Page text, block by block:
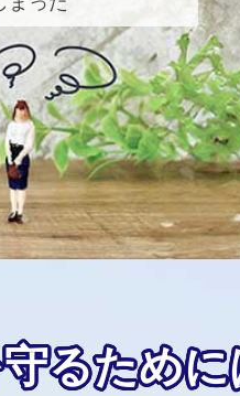
るため